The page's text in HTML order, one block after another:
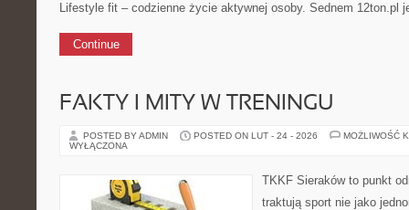
Lifestyle fit – codzienne życie aktywnej osoby. Sednem 12ton.pl
Continue
FAKTY I MITY W TRENINGU
POSTED BY ADMIN POSTED ON LUT - 24 - 2026
MOŻLIWOŚĆ
WYŁĄCZONA
TKKF Sieraków to punkt
traktują sport nie jako